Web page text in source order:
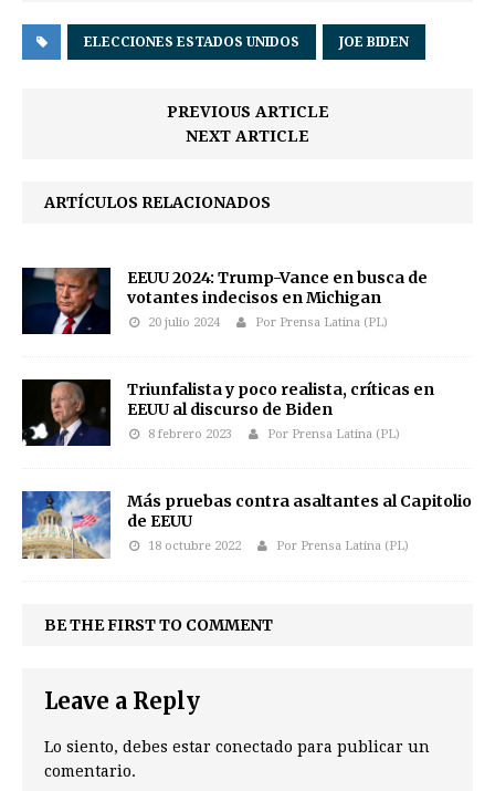
ELECCIONES ESTADOS UNIDOS JOE BIDEN
PREVIOUS ARTICLE
NEXT ARTICLE
ARTÍCULOS RELACIONADOS
EEUU 2024: Trump-Vance en busca de
votantes indecisos en Michigan
20 julio 2024 Por Prensa Latina (PL)
Triunfalista y poco realista, críticas en
EEUU al discurso de Biden
8 febrero 2023 Por Prensa Latina (PL)
Más pruebas contra asaltantes al Capitolio
de EEUU
18 octubre 2022 Por Prensa Latina (PL)
BE THE FIRST TO COMMENT
Leave a Reply
Lo siento, debes estar conectado para publicar un
comentario.